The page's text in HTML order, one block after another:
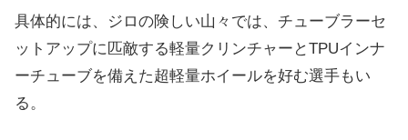
具体的には、ジロの険しい山々では、チューブラーセ
ットアップに匹敵する軽量クリンチャーとTPUインナ
ーチューブを備えた超軽量ホイールを好む選手もい
る。